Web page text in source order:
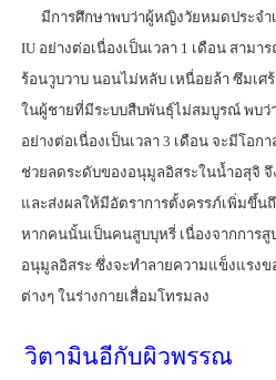
มีการศึกษาพบว่าผู้หญิงวัยหมดประจำ
IU อย่างต่อเนื่องเป็นเวลา 1 เดือน สามา
ร้อนวูบวาบ นอนไม่หลับ เหนื่อยล้า ซึมเศ
ในผู้ชายที่มีระบบสืบพันธุ์ไม่สมบูรณ์ พบว่
อย่างต่อเนื่องเป็นเวลา 3 เดือน จะมีโอ
ช่วยลดระดับของอนุมูลอิสระในน้ำอสุจิ
และส่งผลให้มีอัตราการตั้งครรภ์เพิ่มขึ้น
หากคนนั้นเป็นคนสูบบุหรี่ เนื่องจากการ
อนุมูลอิสระ ซึ่งจะทำลายความแข็งแรงข
ต่างๆ ในร่างกายเสื่อมโทรมลง
วิตามินอีกับผิวพรรณ